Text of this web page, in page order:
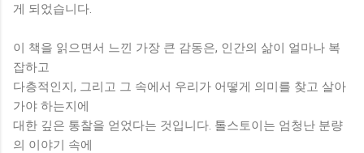
게 되었습니다.
이 책을 읽으면서 느낀 가장 큰 감동은, 인간의 삶이 얼마나 복
잡하고
다층적인지, 그리고 그 속에서 우리가 어떻게 의미를 찾고 살아
가야 하는지에
대한 깊은 통찰을 얻었다는 것입니다. 톨스토이는 엄청난 분량
의 이야기 속에